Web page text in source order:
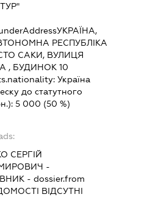
УКРАЇНА,
РЕСПУБЛІКА
САКИ, ВУЛИЦЯ
, БУДИНОК 10
Україна
до статутного
5 000 (50 %)
СЕРГІЙ
-
- dossier.from
ВІДСУТНІ